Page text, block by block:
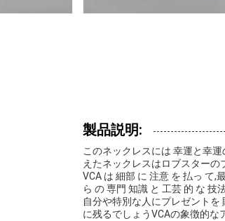
製品説明:
このネックレスには 幸運と幸
えたネックレスはロブスターの
VCA は 細部 に 注意 を 払っ て,
ら の 専門 知識 と 工芸 的 な
自分や特別な人にプレゼント
に残るでしょうVCAの象徴的な